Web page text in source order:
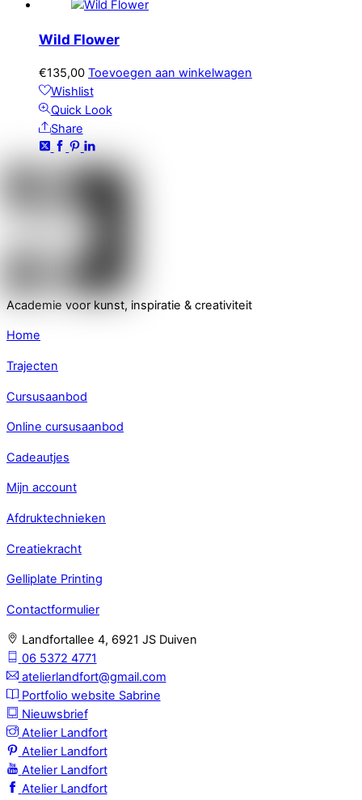
Wild Flower
€135,00 Toevoegen aan winkelwagen
Wishlist
Quick Look
Share
Academie voor kunst, inspiratie & creativiteit
Home
Trajecten
Cursusaanbod
Online cursusaanbod
Cadeautjes
Mijn account
Afdruktechnieken
Creatiekracht
Gelliplate Printing
Contactformulier
Landfortallee 4, 6921 JS Duiven
06 5372 4771
atelierlandfort@gmail.com
Portfolio website Sabrine
Nieuwsbrief
Atelier Landfort
Atelier Landfort
Atelier Landfort
Atelier Landfort